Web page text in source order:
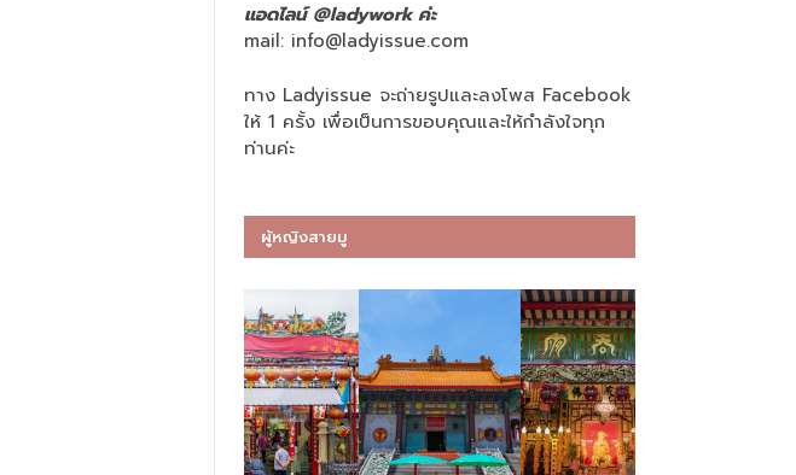
แอดไลน์ @ladywork ค่ะ
mail: info@ladyissue.com
ทาง Ladyissue จะถ่ายรูปและลงโพส Facebook
ให้ 1 ครั้ง เพื่อเป็นการขอบคุณและให้กำลังใจทุก
ท่านค่ะ
ผู้หญิงสายมู